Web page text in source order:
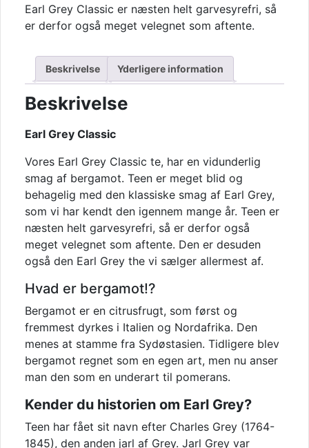
Earl Grey Classic er næsten helt garvesyrefri, så
er derfor også meget velegnet som aftente.
Beskrivelse Yderligere information
Beskrivelse
Earl Grey Classic
Vores Earl Grey Classic te, har en vidunderlig
smag af bergamot. Teen er meget blid og
behagelig med den klassiske smag af Earl Grey,
som vi har kendt den igennem mange år. Teen er
næsten helt garvesyrefri, så er derfor også
meget velegnet som aftente. Den er desuden
også den Earl Grey the vi sælger allermest af.
Hvad er bergamot!?
Bergamot er en citrusfrugt, som først og
fremmest dyrkes i Italien og Nordafrika. Den
menes at stamme fra Sydøstasien. Tidligere blev
bergamot regnet som en egen art, men nu anser
man den som en underart til pomerans.
Kender du historien om Earl Grey?
Teen har fået sit navn efter Charles Grey (1764-
1845), den anden jarl af Grey. Jarl Grey var